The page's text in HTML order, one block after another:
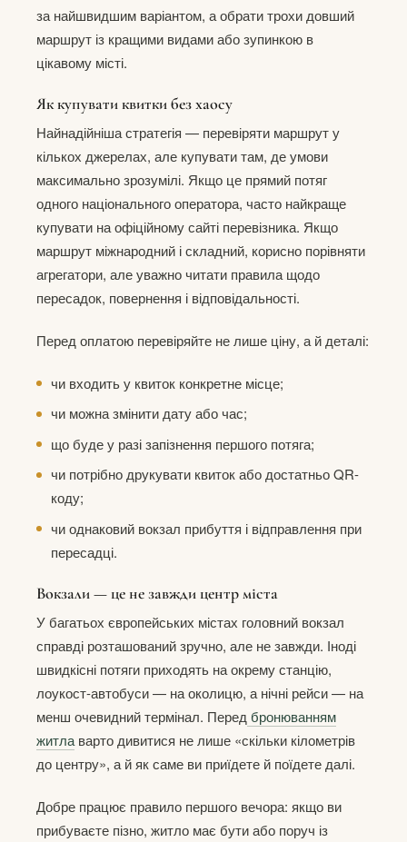
за найшвидшим варіантом, а обрати трохи довший
маршрут із кращими видами або зупинкою в
цікавому місті.
Як купувати квитки без хаосу
Найнадійніша стратегія — перевіряти маршрут у
кількох джерелах, але купувати там, де умови
максимально зрозумілі. Якщо це прямий потяг
одного національного оператора, часто найкраще
купувати на офіційному сайті перевізника. Якщо
маршрут міжнародний і складний, корисно порівняти
агрегатори, але уважно читати правила щодо
пересадок, повернення і відповідальності.
Перед оплатою перевіряйте не лише ціну, а й деталі:
чи входить у квиток конкретне місце;
чи можна змінити дату або час;
що буде у разі запізнення першого потяга;
чи потрібно друкувати квиток або достатньо QR-
коду;
чи однаковий вокзал прибуття і відправлення при
пересадці.
Вокзали — це не завжди центр міста
У багатьох європейських містах головний вокзал
справді розташований зручно, але не завжди. Іноді
швидкісні потяги приходять на окрему станцію,
лоукост-автобуси — на околицю, а нічні рейси — на
менш очевидний термінал. Перед бронюванням
житла варто дивитися не лише «скільки кілометрів
до центру», а й як саме ви приїдете й поїдете далі.
Добре працює правило першого вечора: якщо ви
прибуваєте пізно, житло має бути або поруч із